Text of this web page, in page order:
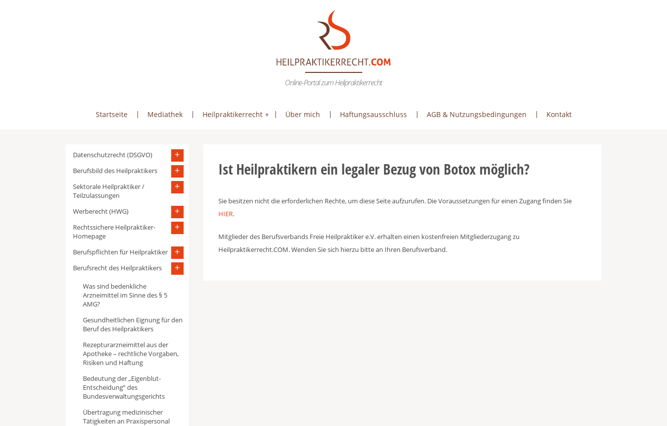
Online-Portal zum Heilpraktikerrecht
Startseite Mediathek Heilpraktikerrecht Über mich Haftungsausschluss AGB & Nutzungsbedingungen Kontakt
Datenschutzrecht (DSGVO)
Berufsbild des Heilpraktikers
Sektorale Heilpraktiker /
Teilzulassungen
Werberecht (HWG)
Rechtssichere Heilpraktiker-
Homepage
Berufspflichten für Heilpraktiker
Berufsrecht des Heilpraktikers
Was sind bedenkliche
Arzneimittel im Sinne des § 5
AMG?
Gesundheitlichen Eignung für den
Beruf des Heilpraktikers
Rezepturarzneimittel aus der
Apotheke – rechtliche Vorgaben,
Risiken und Haftung
Bedeutung der „Eigenblut-
Entscheidung“ des
Bundesverwaltungsgerichts
Übertragung medizinischer
Tätigkeiten an Praxispersonal
Ist Heilpraktikern ein legaler Bezug von Botox möglich?
Sie besitzen nicht die erforderlichen Rechte, um diese Seite aufzurufen. Die Voraussetzungen für einen Zugang finden Sie
HIER.
Mitglieder des Berufsverbands Freie Heilpraktiker e.V. erhalten einen kostenfreien Mitgliederzugang zu
Heilpraktikerrecht.COM. Wenden Sie sich hierzu bitte an Ihren Berufsverband.